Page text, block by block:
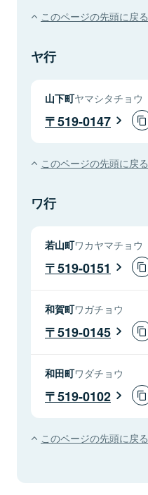
このページの先頭に戻る
ヤ行
山下町ヤマシタチョウ
519-0147
このページの先頭に戻る
ワ行
若山町ワカヤマチョウ
519-0151
和賀町ワガチョウ
519-0145
和田町ワダチョウ
519-0102
このページの先頭に戻る